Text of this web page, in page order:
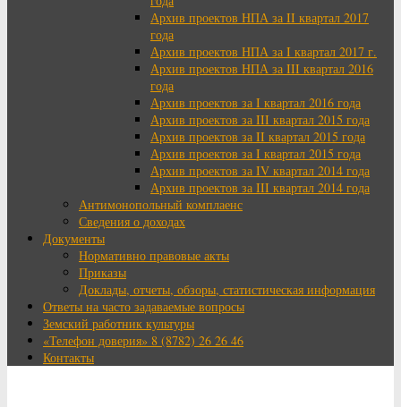
Архив проектов НПА за II квартал 2017
года
Архив проектов НПА за I квартал 2017 г.
Архив проектов НПА за III квартал 2016
года
Архив проектов за I квартал 2016 года
Архив проектов за III квартал 2015 года
Архив проектов за II квартал 2015 года
Архив проектов за I квартал 2015 года
Архив проектов за IV квартал 2014 года
Архив проектов за III квартал 2014 года
Антимонопольный комплаенс
Сведения о доходах
Документы
Нормативно правовые акты
Приказы
Доклады, отчеты, обзоры, статистическая информация
Ответы на часто задаваемые вопросы
Земский работник культуры
«Телефон доверия» 8 (8782) 26 26 46
Контакты